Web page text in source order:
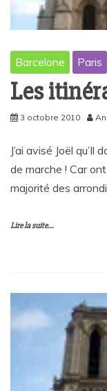
Barcelone Paris
Les
3 octobre 2010
J’ai avisé Joël
de marche ! Car
majorité des
Lire la suite...